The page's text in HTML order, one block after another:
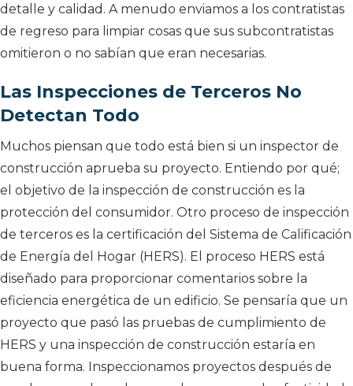
detalle y calidad. A menudo enviamos a los contratistas
de regreso para limpiar cosas que sus subcontratistas
omitieron o no sabían que eran necesarias.
Las Inspecciones de Terceros No
Detectan Todo
Muchos piensan que todo está bien si un inspector de
construcción aprueba su proyecto. Entiendo por qué;
el objetivo de la inspección de construcción es la
protección del consumidor. Otro proceso de inspección
de terceros es la certificación del Sistema de Calificación
de Energía del Hogar (HERS). El proceso HERS está
diseñado para proporcionar comentarios sobre la
eficiencia energética de un edificio. Se pensaría que un
proyecto que pasó las pruebas de cumplimiento de
HERS y una inspección de construcción estaría en
buena forma. Inspeccionamos proyectos después de